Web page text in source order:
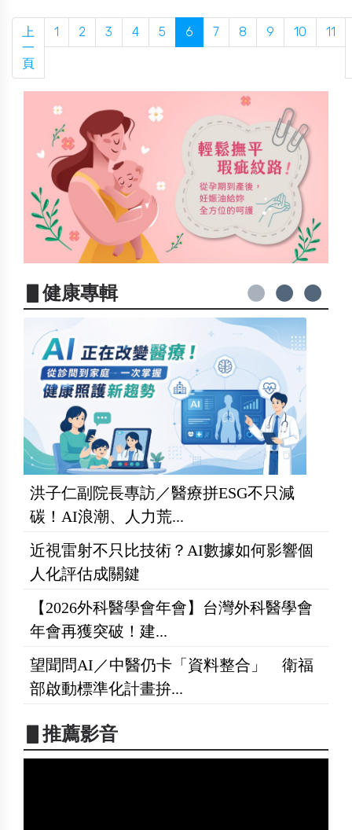
上
一
頁
1 2 3 4 5 6 7 8 9 10 11
▋健康專輯
洪子仁副院長專訪／醫療拼ESG不只減
碳！AI浪潮、人力荒...
近視雷射不只比技術？AI數據如何影響個
人化評估成關鍵
【2026外科醫學會年會】台灣外科醫學會
年會再獲突破！建...
望聞問AI／中醫仍卡「資料整合」 衛福
部啟動標準化計畫拚...
▋推薦影音